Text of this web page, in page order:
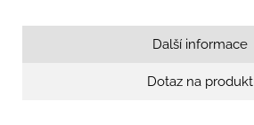
Další informace
Dotaz na produkt